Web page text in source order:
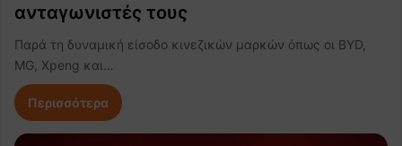
ανταγωνιστές τους
Παρά τη δυναμική είσοδο κινεζικών μαρκών όπως οι BYD,
MG, Xpeng και…
Περισσότερα